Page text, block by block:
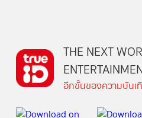
THE NEXT
อีกขั้นของความบันเ